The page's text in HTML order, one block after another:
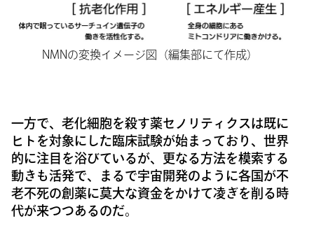
NMNの変換イメージ図（編集部にて作成）
一方で、老化細胞を殺す薬セノリティクスは既に
ヒトを対象にした臨床試験が始まっており、世界
的に注目を浴びているが、更なる方法を模索する
動きも活発で、まるで宇宙開発のように各国が不
老不死の創薬に莫大な資金をかけて凌ぎを削る時
代が来つつあるのだ。